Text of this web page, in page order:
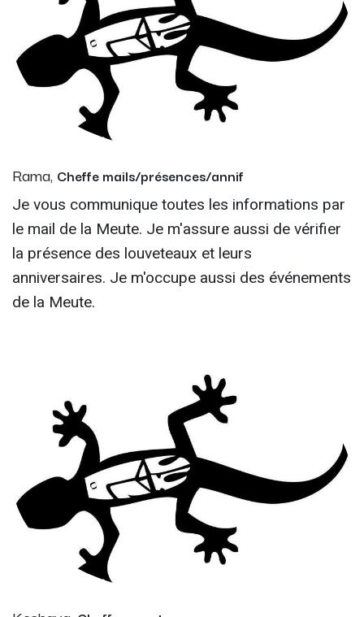
Rama, Cheffe mails/présences/annif
Je vous communique toutes les informations par
le mail de la Meute. Je m'assure aussi de vérifier
la présence des louveteaux et leurs
anniversaires. Je m'occupe aussi des événements
de la Meute.